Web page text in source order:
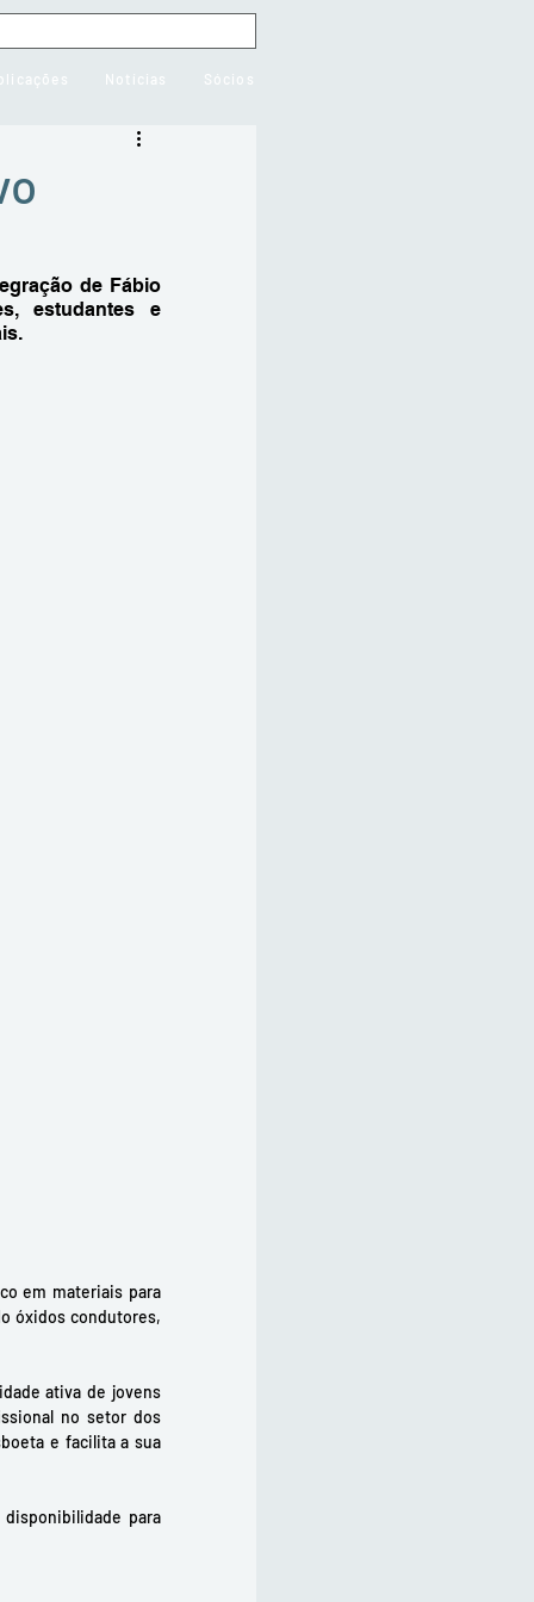
Notícias Sócios
de Fábio
estudantes e
em materiais para
óxidos condutores,
ativa de jovens
no setor dos
e facilita a sua
para